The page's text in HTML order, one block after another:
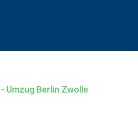
Umzug Berlin Zwolle